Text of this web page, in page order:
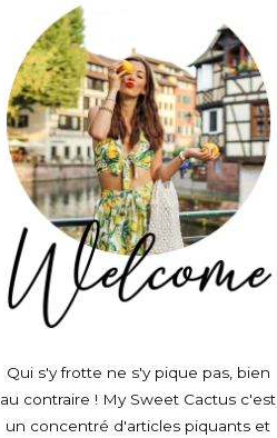
Qui s'y frotte ne s'y pique pas, bien
au contraire ! My Sweet Cactus c'est
un concentré d'articles piquants et